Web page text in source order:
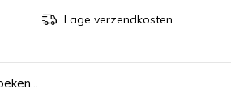
Lage verzendkosten